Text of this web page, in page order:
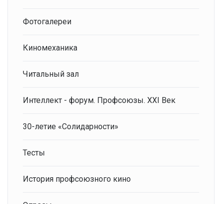
Фотогалереи
Киномеханика
Читальный зал
Интеллект - форум. Профсоюзы. XXI Век
30-летие «Солидарности»
Тесты
История профсоюзного кино